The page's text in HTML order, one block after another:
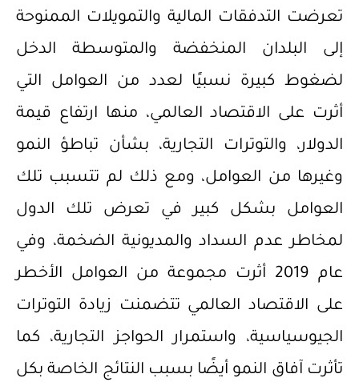
تعرضت التدفقات المالية والتمويلات الممنوحة
إلى البلدان المنخفضة والمتوسطة الدخل
لضغوط كبيرة نسبيًا لعدد من العوامل التي
أثرت على الاقتصاد العالمي، منها ارتفاع قيمة
الدولار، والتوترات التجارية، بشأن تباطؤ النمو
وغيرها من العوامل، ومع ذلك لم تتسبب تلك
العوامل بشكل كبير في تعرض تلك الدول
لمخاطر عدم السداد والمديونية الضخمة، وفي
عام 2019 أثرت مجموعة من العوامل الأخطر
على الاقتصاد العالمي تتضمنت زيادة التوترات
الجيوسياسية، واستمرار الحواجز التجارية، كما
تأثرت آفاق النمو أيضًا بسبب النتائج الخاصة بكل